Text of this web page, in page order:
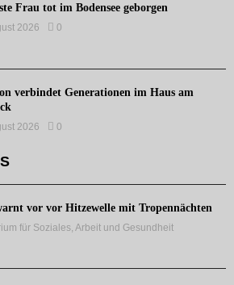
Frau tot im Bodensee geborgen
2026 0
verbindet Generationen im Haus am
2026 0
vor vor Hitzewelle mit Tropennächten
für Soziales, Arbeit und Gesundheit